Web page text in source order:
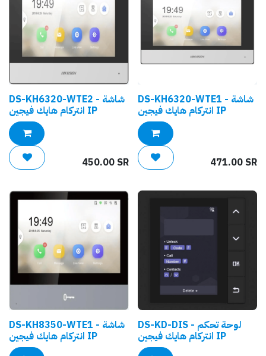
DS-KH6320-WTE2 - شاشة
انتركام هايك فيجين IP
450.00SR
DS-KH6320-WTE1 - شاشة
انتركام هايك فيجين IP
471.00 SR
DS-KH8350-WTE1 - شاشة
انتركام هايك فيجين IP
DS-KD-DIS - لوحة تحكم
انتركام هايك فيجين IP